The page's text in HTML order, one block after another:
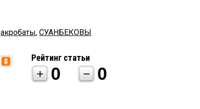
акробаты, СУАНБЕКОВЫ
Рейтинг статьи
0 0